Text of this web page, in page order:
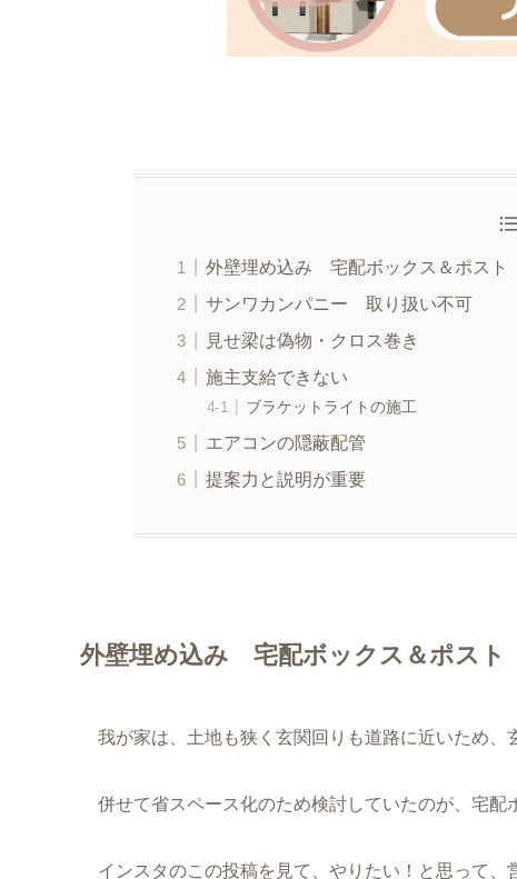
外壁埋め込み 宅配ボックス＆ポスト
サンワカンパニー 取り扱い不可
見せ梁は偽物・クロス巻き
施主支給できない
ブラケットライトの施工
エアコンの隠蔽配管
提案力と説明が重要
外壁埋め込み 宅配ボックス＆ポスト
我が家は、土地も狭く玄関回りも道路に近いため、
併せて省スペース化のため検討していたのが、宅配
インスタのこの投稿を見て、やりたい！と思って、